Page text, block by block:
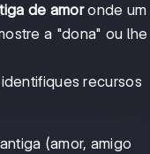
de amoronde um
a "dona" ou lhe
recursos
(amor, amigo